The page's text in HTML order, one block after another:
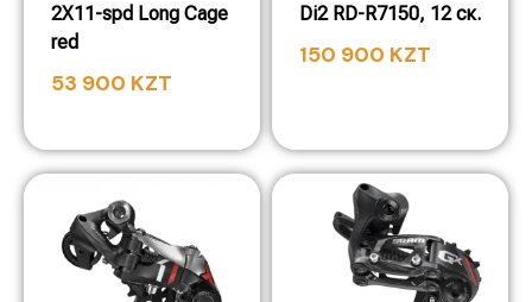
2X11-spd Long Cage
red
53 900 KZT
Di2 RD-R7150, 12 ск.
150 900 KZT